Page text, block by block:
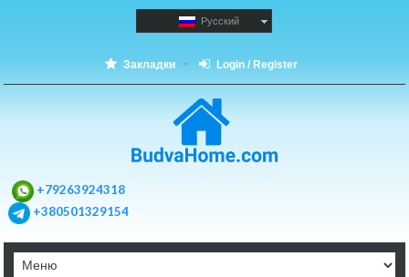
Русский
Закладки Login / Register
+79263924318
+380501329154